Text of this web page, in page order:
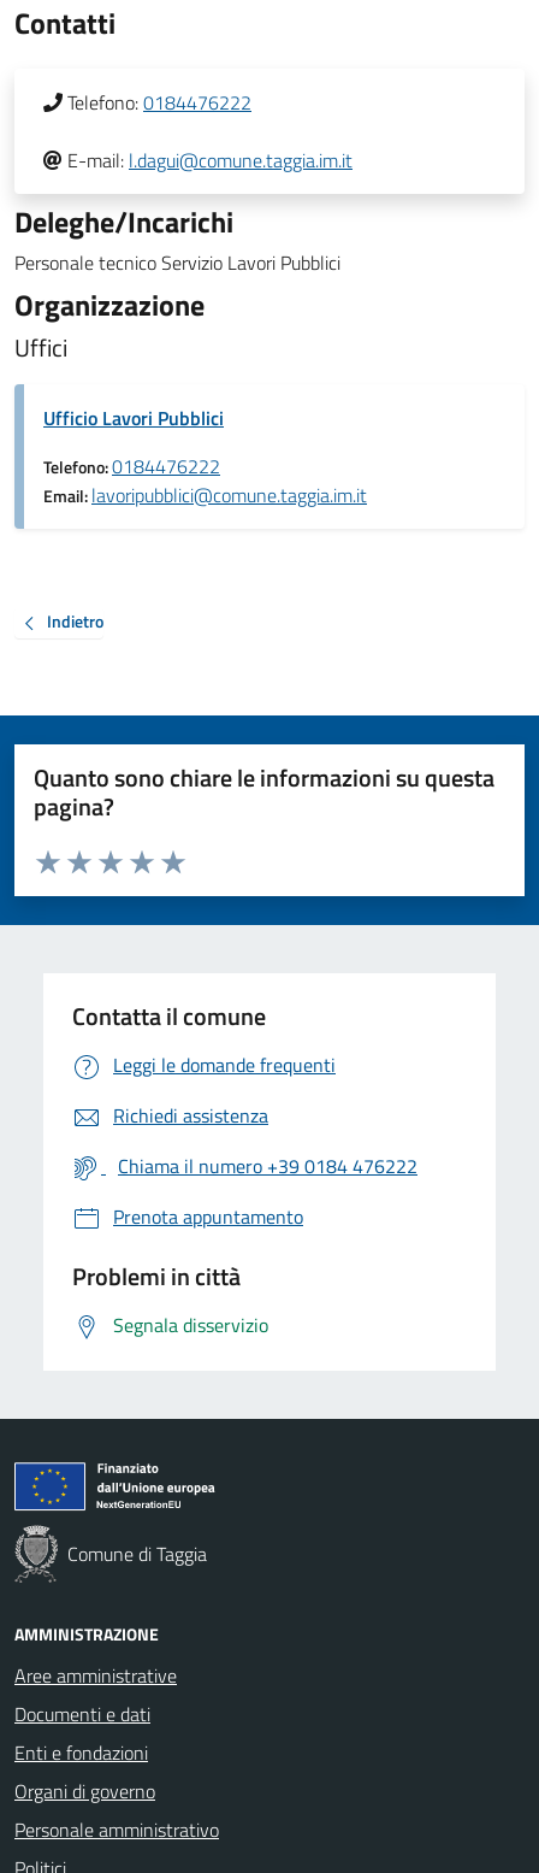
Contatti
Telefono:0184476222
E-mail: l.dagui@comune.taggia.im.it
Deleghe/Incarichi
Personale tecnico Servizio Lavori Pubblici
Organizzazione
Uffici
Ufficio Lavori Pubblici
Telefono:0184476222
Email:lavoripubblici@comune.taggia.im.it
Indietro
Quanto sono chiare le informazioni su questa
pagina?
Valuta da 1 a 5 stelle la pagina
Valuta 5 stelle su 5
Valuta 4 stelle su 5
Valuta 3 stelle su 5
Valuta 2 stelle su 5
Valuta 1 stelle su 5
Contatta il comune
Leggi le domande frequenti
Richiedi assistenza
Chiama il numero +39 0184 476222
Prenota appuntamento
Problemi in città
Segnala disservizio
Comune di Taggia
AMMINISTRAZIONE
Aree amministrative
Documenti e dati
Enti e fondazioni
Organi di governo
Personale amministrativo